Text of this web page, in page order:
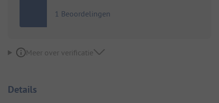
1 Beoordelingen
Meer over verificatie
Details